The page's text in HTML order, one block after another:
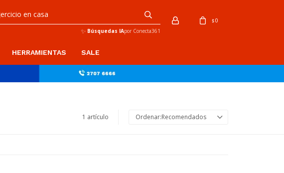
HERRAMIENTAS SALE
✨ Búsquedas IApor Conecta361
$0
1 artículo Recomendados